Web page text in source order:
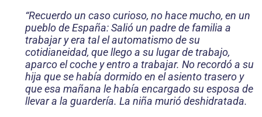
“Recuerdo un caso curioso, no hace mucho, en un
pueblo de España: Salió un padre de familia a
trabajar y era tal el automatismo de su
cotidianeidad, que llego a su lugar de trabajo,
aparco el coche y entro a trabajar. No recordó a su
hija que se había dormido en el asiento trasero y
que esa mañana le había encargado su esposa de
llevar a la guardería. La niña murió deshidratada.